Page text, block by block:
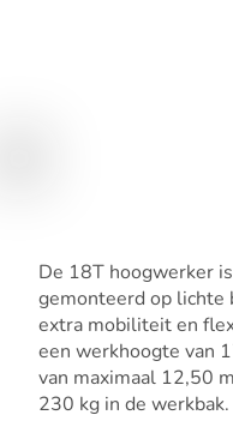
De 18T hoogwerker
gemonteerd op lichte
extra mobiliteit en
een werkhoogte van
van maximaal 12,50
230 kg in de werkbak.